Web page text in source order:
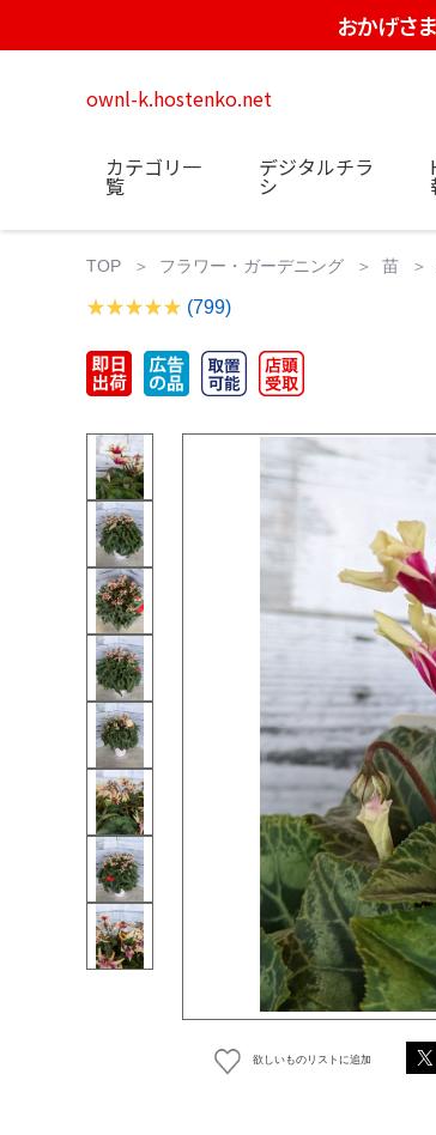
おかげさ
ownl-k.hostenko.net
カテゴリ一
覧
デジタルチラ
シ
TOP フラワー・ガーデニング 苗
(799)
欲しいものリストに追加